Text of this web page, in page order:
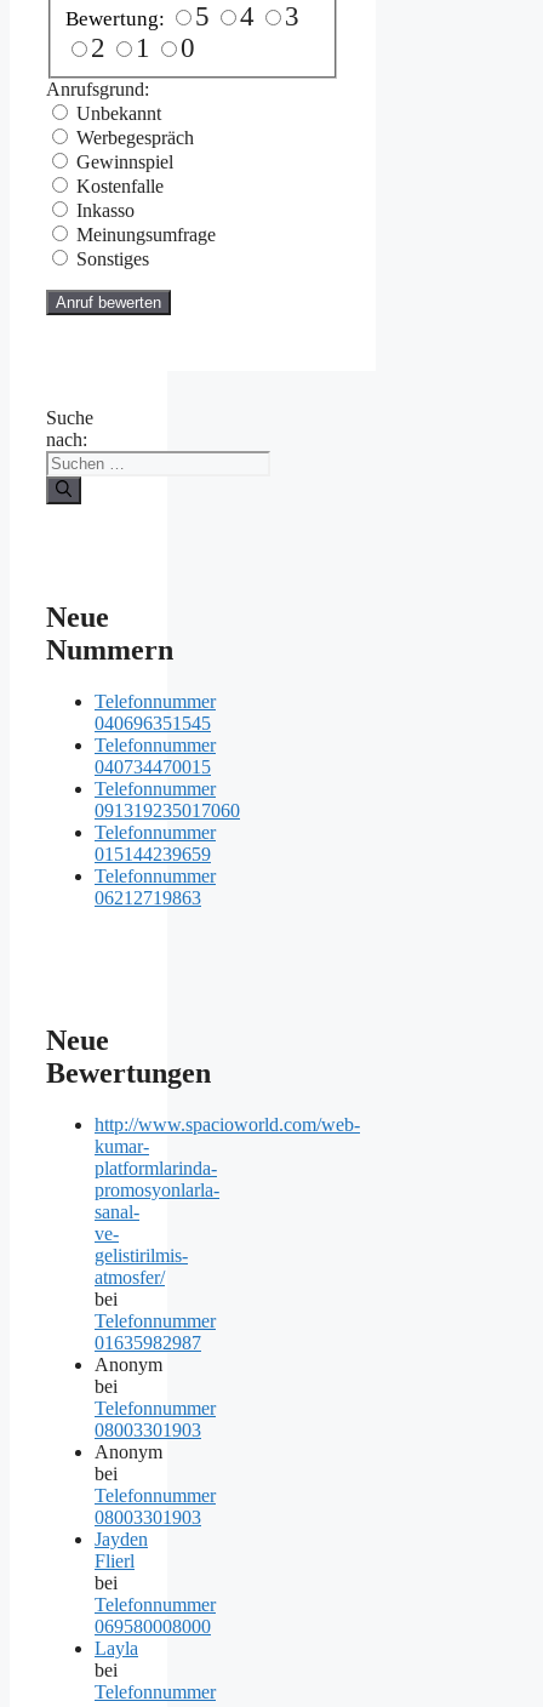
Bewertung: 5 4
3
2
1 0
Anrufsgrund:
Unbekannt
Werbegespräch
Gewinnspiel
Kostenfalle
Inkasso
Meinungsumfrage
Sonstiges
Suche
nach:
Neue
Nummern
Telefonnummer
040696351545
Telefonnummer
040734470015
Telefonnummer
091319235017060
Telefonnummer
015144239659
Telefonnummer
06212719863
Neue
Bewertungen
http://www.spacioworld.com/web-
kumar-
platformlarinda-
promosyonlarla-
sanal-
ve-
gelistirilmis-
atmosfer/
bei
Telefonnummer
01635982987
Anonym
bei
Telefonnummer
08003301903
Anonym
bei
Telefonnummer
08003301903
Jayden
Flierl
bei
Telefonnummer
069580008000
Layla
bei
Telefonnummer